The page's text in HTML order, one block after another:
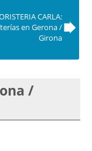
CARLA:
en Gerona /
Girona
/